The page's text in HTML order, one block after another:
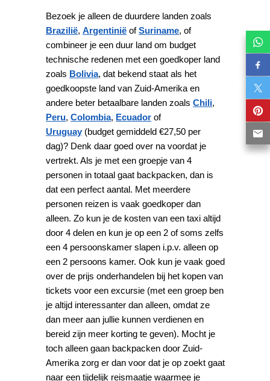
Bezoek je alleen de duurdere landen zoals
Brazilië,Argentinië ofSuriname, of
combineer je een duur land om budget
technische redenen met een goedkoper land
zoals Bolivia, dat bekend staat als het
goedkoopste land van Zuid-Amerika en
andere beter betaalbare landen zoalsChili,
Peru,Colombia, Ecuador of
Uruguay (budget gemiddeld €27,50 per
dag)? Denk daar goed over na voordat je
vertrekt. Als je met een groepje van 4
personen in totaal gaat backpacken, dan is
dat een perfect aantal. Met meerdere
personen reizen is vaak goedkoper dan
alleen. Zo kun je de kosten van een taxi altijd
door 4 delen en kun je op een 2 of soms zelfs
een 4 persoonskamer slapen i.p.v. alleen op
een 2 persoons kamer. Ook kun je vaak goed
over de prijs onderhandelen bij het kopen van
tickets voor een excursie (met een groep ben
je altijd interessanter dan alleen, omdat ze
dan meer aan jullie kunnen verdienen en
bereid zijn meer korting te geven). Mocht je
toch alleen gaan backpacken door Zuid-
Amerika zorg er dan voor dat je op zoekt gaat
naar een tijdelijk reismaatje waarmee je